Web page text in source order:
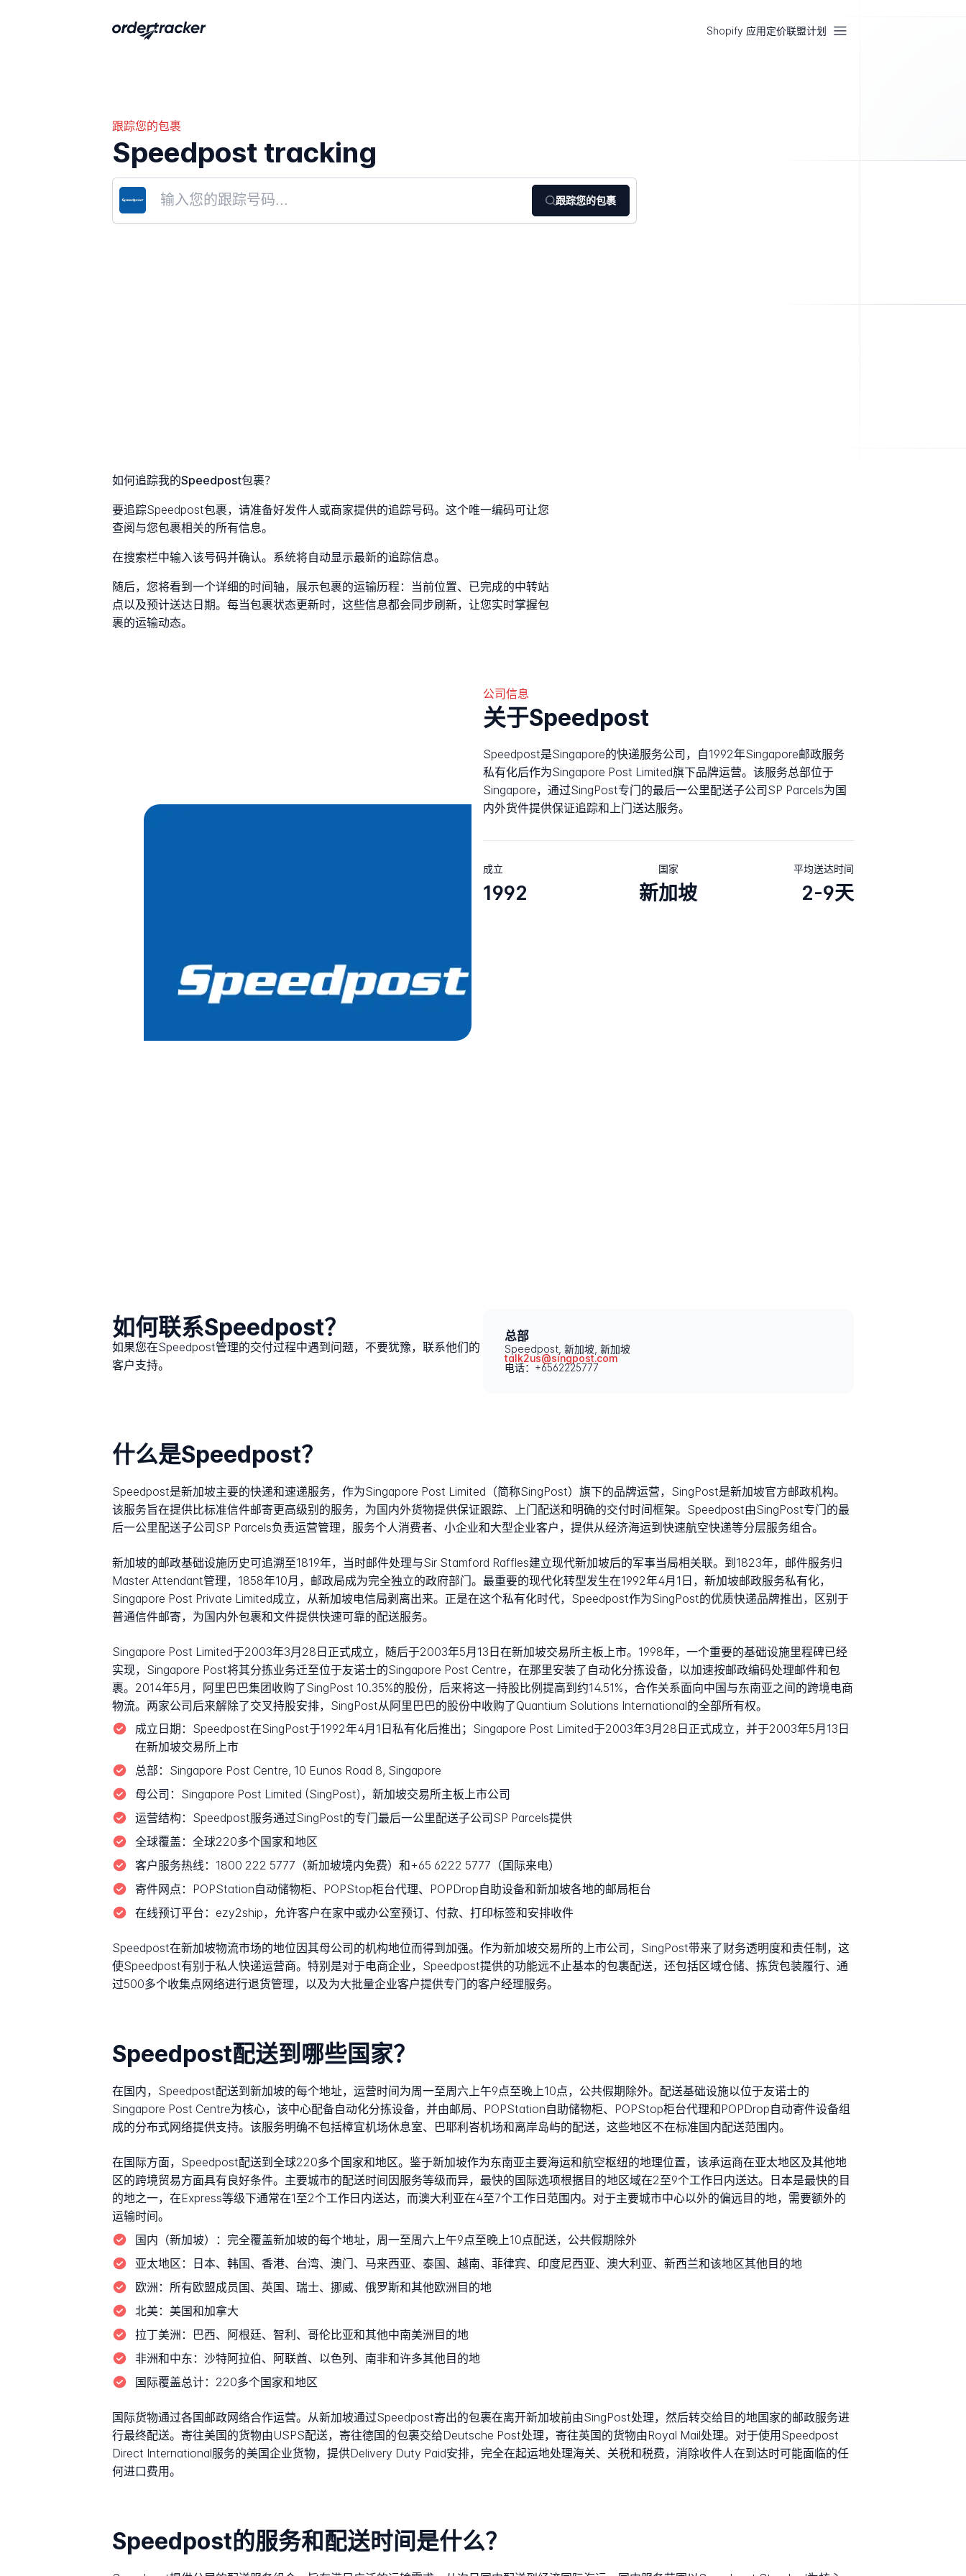
Shopify 应用定价联盟计划
跟踪您的包裹
Speedpost tracking
跟踪您的包裹
如何追踪我的Speedpost包裹？
要追踪Speedpost包裹，请准备好发件人或商家提供的追踪号码。这个唯一编码可让您
查阅与您包裹相关的所有信息。
在搜索栏中输入该号码并确认。系统将自动显示最新的追踪信息。
随后，您将看到一个详细的时间轴，展示包裹的运输历程：当前位置、已完成的中转站
点以及预计送达日期。每当包裹状态更新时，这些信息都会同步刷新，让您实时掌握包
裹的运输动态。
公司信息
关于Speedpost
Speedpost是Singapore的快递服务公司，自1992年Singapore邮政服务
私有化后作为Singapore Post Limited旗下品牌运营。该服务总部位于
Singapore，通过SingPost专门的最后一公里配送子公司SP Parcels为国
内外货件提供保证追踪和上门送达服务。
成立
1992
国家
新加坡
平均送达时间
2-9天
如何联系Speedpost？
如果您在Speedpost管理的交付过程中遇到问题，不要犹豫，联系他们的
客户支持。
总部
Speedpost, 新加坡, 新加坡
talk2us@singpost.com
电话：+6562225777
什么是Speedpost？
Speedpost是新加坡主要的快递和速递服务，作为Singapore Post Limited（简称SingPost）旗下的品牌运营，SingPost是新加坡官方邮政机构。
该服务旨在提供比标准信件邮寄更高级别的服务，为国内外货物提供保证跟踪、上门配送和明确的交付时间框架。Speedpost由SingPost专门的最
后一公里配送子公司SP Parcels负责运营管理，服务个人消费者、小企业和大型企业客户，提供从经济海运到快速航空快递等分层服务组合。
新加坡的邮政基础设施历史可追溯至1819年，当时邮件处理与Sir Stamford Raffles建立现代新加坡后的军事当局相关联。到1823年，邮件服务归
Master Attendant管理，1858年10月，邮政局成为完全独立的政府部门。最重要的现代化转型发生在1992年4月1日，新加坡邮政服务私有化，
Singapore Post Private Limited成立，从新加坡电信局剥离出来。正是在这个私有化时代，Speedpost作为SingPost的优质快递品牌推出，区别于
普通信件邮寄，为国内外包裹和文件提供快速可靠的配送服务。
Singapore Post Limited于2003年3月28日正式成立，随后于2003年5月13日在新加坡交易所主板上市。1998年，一个重要的基础设施里程碑已经
实现，Singapore Post将其分拣业务迁至位于友诺士的Singapore Post Centre，在那里安装了自动化分拣设备，以加速按邮政编码处理邮件和包
裹。2014年5月，阿里巴巴集团收购了SingPost 10.35%的股份，后来将这一持股比例提高到约14.51%，合作关系面向中国与东南亚之间的跨境电商
物流。两家公司后来解除了交叉持股安排，SingPost从阿里巴巴的股份中收购了Quantium Solutions International的全部所有权。
成立日期： Speedpost在SingPost于1992年4月1日私有化后推出；Singapore Post Limited于2003年3月28日正式成立，并于2003年5月13日
在新加坡交易所上市
总部： Singapore Post Centre, 10 Eunos Road 8, Singapore
母公司： Singapore Post Limited (SingPost)，新加坡交易所主板上市公司
运营结构： Speedpost服务通过SingPost的专门最后一公里配送子公司SP Parcels提供
全球覆盖： 全球220多个国家和地区
客户服务热线： 1800 222 5777（新加坡境内免费）和+65 6222 5777（国际来电）
寄件网点：
POPStation自动储物柜、POPStop柜台代理、POPDrop自助设备和新加坡各地的邮局柜台
在线预订平台： ezy2ship，允许客户在家中或办公室预订、付款、打印标签和安排收件
Speedpost在新加坡物流市场的地位因其母公司的机构地位而得到加强。作为新加坡交易所的上市公司，SingPost带来了财务透明度和责任制，这
使Speedpost有别于私人快递运营商。特别是对于电商企业，Speedpost提供的功能远不止基本的包裹配送，还包括区域仓储、拣货包装履行、通
过500多个收集点网络进行退货管理，以及为大批量企业客户提供专门的客户经理服务。
Speedpost配送到哪些国家？
在国内，Speedpost配送到新加坡的每个地址，运营时间为周一至周六上午9点至晚上10点，公共假期除外。配送基础设施以位于友诺士的
Singapore Post Centre为核心，该中心配备自动化分拣设备，并由邮局、POPStation自助储物柜、POPStop柜台代理和POPDrop自动寄件设备组
成的分布式网络提供支持。该服务明确不包括樟宜机场休息室、巴耶利峇机场和离岸岛屿的配送，这些地区不在标准国内配送范围内。
在国际方面，Speedpost配送到全球220多个国家和地区。鉴于新加坡作为东南亚主要海运和航空枢纽的地理位置，该承运商在亚太地区及其他地
区的跨境贸易方面具有良好条件。主要城市的配送时间因服务等级而异，最快的国际选项根据目的地区域在2至9个工作日内送达。日本是最快的目
的地之一，在Express等级下通常在1至2个工作日内送达，而澳大利亚在4至7个工作日范围内。对于主要城市中心以外的偏远目的地，需要额外的
运输时间。
国内（新加坡）： 完全覆盖新加坡的每个地址，周一至周六上午9点至晚上10点配送，公共假期除外
亚太地区：
日本、韩国、香港、台湾、澳门、马来西亚、泰国、越南、菲律宾、印度尼西亚、澳大利亚、新西兰和该地区其他目的地
欧洲： 所有欧盟成员国、英国、瑞士、挪威、俄罗斯和其他欧洲目的地
北美： 美国和加拿大
拉丁美洲：
巴西、阿根廷、智利、哥伦比亚和其他中南美洲目的地
非洲和中东： 沙特阿拉伯、阿联酋、以色列、南非和许多其他目的地
国际覆盖总计： 220多个国家和地区
国际货物通过各国邮政网络合作运营。从新加坡通过Speedpost寄出的包裹在离开新加坡前由SingPost处理，然后转交给目的地国家的邮政服务进
行最终配送。寄往美国的货物由USPS配送，寄往德国的包裹交给Deutsche Post处理，寄往英国的货物由Royal Mail处理。对于使用Speedpost
Direct International服务的美国企业货物，提供Delivery Duty Paid安排，完全在起运地处理海关、关税和税费，消除收件人在到达时可能面临的任
何进口费用。
Speedpost的服务和配送时间是什么？